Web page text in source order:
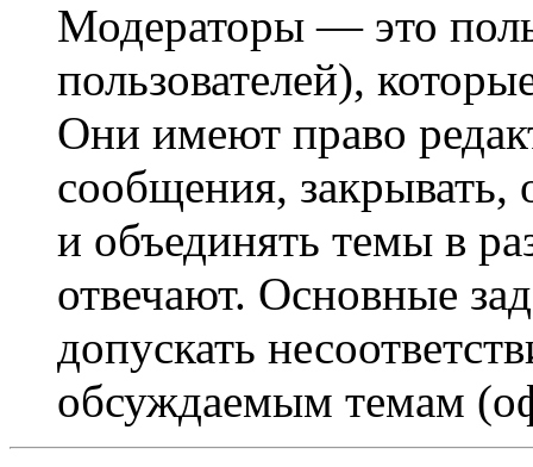
Модераторы — это
пользователей),
Они имеют право
сообщения, закрывать,
и объединять темы в
отвечают. Основные
допускать
обсуждаемым темам